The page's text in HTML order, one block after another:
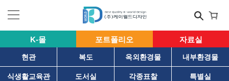
K-몰 포트폴리오 자료실
현관 복도 옥외환경물 내부환경물
식생활교육관 도서실 각종표찰 특별실